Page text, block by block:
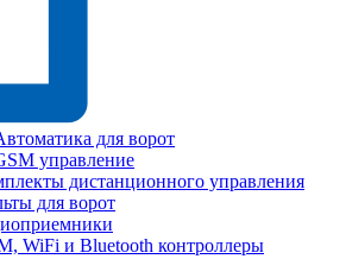
для ворот
управление
дистанционного управления
для ворот
WiFi и Bluetooth контроллеры